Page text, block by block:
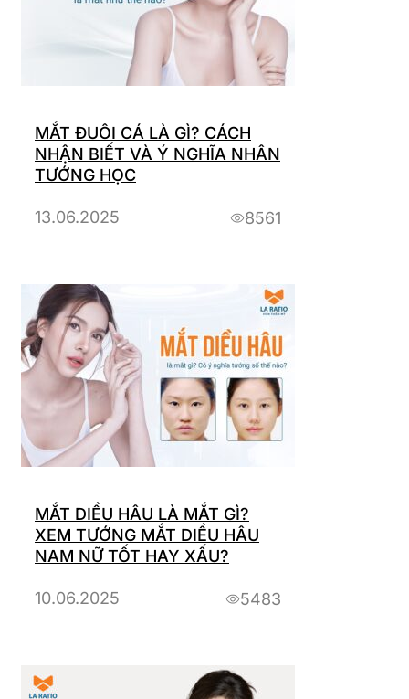
MẮT ĐUÔI CÁ LÀ GÌ? CÁCH
NHẬN BIẾT VÀ Ý NGHĨA NHÂN
TƯỚNG HỌC
13.06.2025 8561
MẮT DIỀU HÂU LÀ MẮT GÌ?
XEM TƯỚNG MẮT DIỀU HÂU
NAM NỮ TỐT HAY XẤU?
10.06.2025 5483